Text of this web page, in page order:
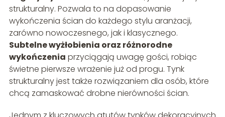
strukturalny. Pozwala to na dopasowanie
wykończenia ścian do każdego stylu aranżacji,
zarówno nowoczesnego, jak i klasycznego.
Subtelne wyżłobienia oraz różnorodne
wykończenia przyciągają uwagę gości, robiąc
świetne pierwsze wrażenie już od progu. Tynk
strukturalny jest także rozwiązaniem dla osób, które
chcą zamaskować drobne nierówności ścian.